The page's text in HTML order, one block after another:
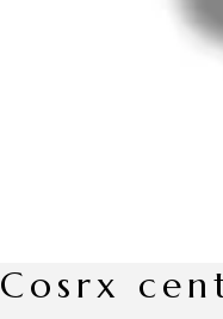
cosrx